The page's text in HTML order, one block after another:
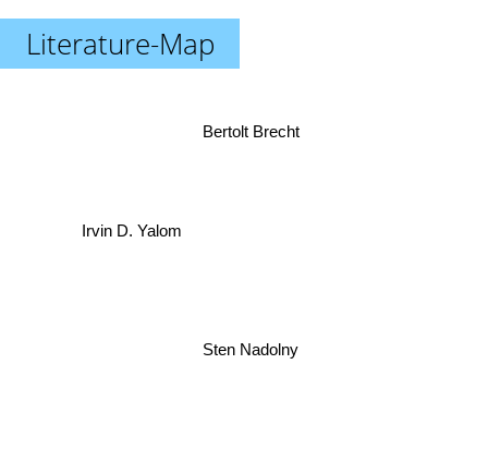
Literature-Map
Sten Nadolny
Bertolt Brecht
Irvin D. Yalom